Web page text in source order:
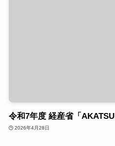
令和7年度 経産省「
2026年4月28日